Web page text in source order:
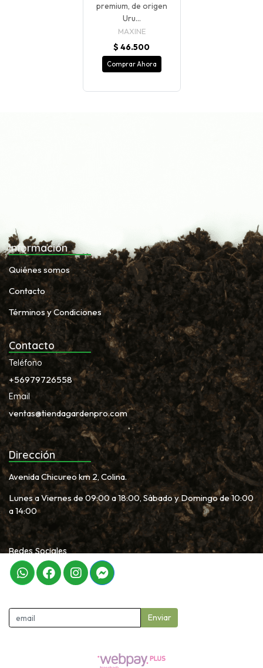
premium, de origen
Uru...
MAXINE
$ 46.500
Comprar Ahora
Información
Quiénes somos
Contacto
Términos y Condiciones
Contacto
Teléfono
+56979726558
Email
ventas@tiendagardenpro.com
Dirección
Avenida Chicureo km 2, Colina.
Lunes a Viernes de 09:00 a 18:00, Sábado y Domingo de 10:00
a 14:00
Redes Sociales
Enviar